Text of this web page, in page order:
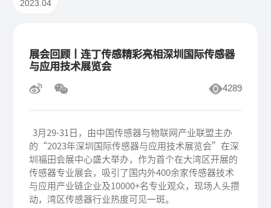
2023.04
展会回顾丨连丁传感精彩亮相深圳国际传感器
与应用技术展览会
4289
3月29-31日，由中国传感器与物联网产业联盟主办
的“2023年深圳国际传感器与应用技术展览会”在深
圳福田会展中心盛大举办，作为首个在大湾区开展的
传感器专业展会，吸引了国内外400余家传感器技术
与应用产业链企业及10000+名专业观众，现场人头攒
动，湾区传感器行业热度可见一斑。